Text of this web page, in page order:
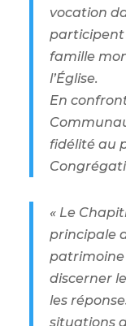
vocation
participent
famille
l’Église.
En
fidélité au
« Le
principale
patrimoine
discerner
les
situations